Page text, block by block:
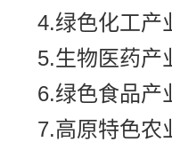
4.绿色化工产
5.生物医药产
6.绿色食品产
7.高原特色农